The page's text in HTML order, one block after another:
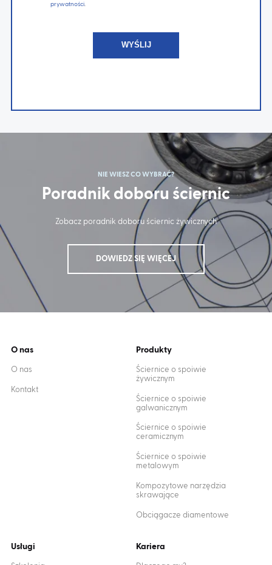
prywatności.
NIE WIESZ CO WYBRAĆ?
Poradnik doboru ściernic
Zobacz poradnik doboru ściernic żywicznych
DOWIEDZ SIĘ WIĘCEJ
O nas
O nas
Kontakt
Produkty
Ściernice o spoiwie
żywicznym
Ściernice o spoiwie
galwanicznym
Ściernice o spoiwie
ceramicznym
Ściernice o spoiwie
metalowym
Kompozytowe narzędzia
skrawające
Obciągacze diamentowe
Usługi Kariera